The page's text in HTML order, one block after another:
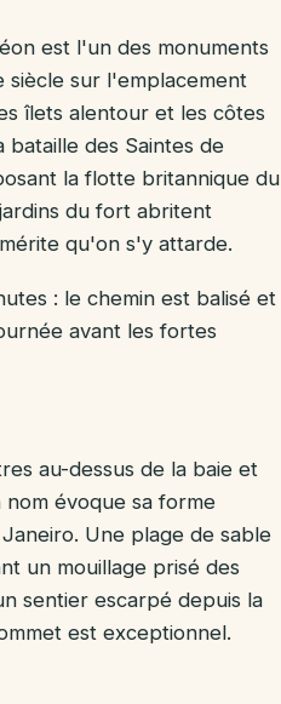
est l'un des monuments
siècle sur l'emplacement
îlets alentour et les côtes
des Saintes de
la flotte britannique du
du fort abritent
qu'on s'y attarde.
: le chemin est balisé et
avant les fortes
au-dessus de la baie et
nom évoque sa forme
Une plage de sable
un mouillage prisé des
sentier escarpé depuis la
est exceptionnel.